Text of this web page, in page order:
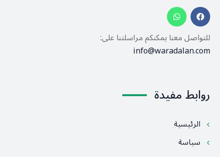
للتواصل معنا يمكنكم مراسلتنا على:
info@waradalan.com
روابط مفيدة
الرئيسية
سياسة